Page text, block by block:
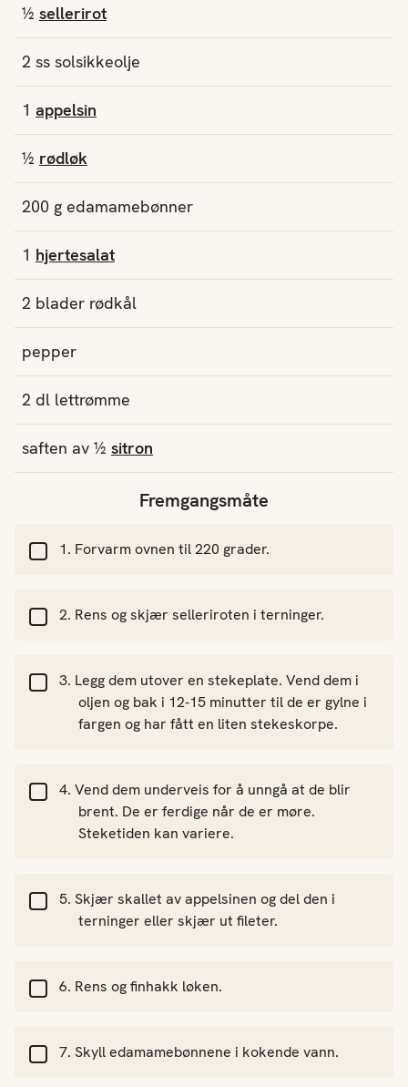
½ sellerirot
2 ss solsikkeolje
1 appelsin
½ rødløk
200 g edamamebønner
1 hjertesalat
2 blader rødkål
pepper
2 dl lettrømme
saften av ½ sitron
Fremgangsmåte
Forvarm ovnen til 220 grader.
Rens og skjær selleriroten i terninger.
Legg dem utover en stekeplate. Vend dem i
oljen og bak i 12-15 minutter til de er gylne i
fargen og har fått en liten stekeskorpe.
Vend dem underveis for å unngå at de blir
brent. De er ferdige når de er møre.
Steketiden kan variere.
Skjær skallet av appelsinen og del den i
terninger eller skjær ut fileter.
Rens og finhakk løken.
Skyll edamamebønnene i kokende vann.